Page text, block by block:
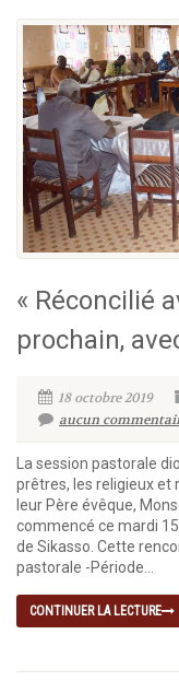
« Réconcilié
prochain,
18 octobre 2019
aucun
La session pastorale
prêtres, les religieux et
leur Père évêque,
commencé ce mardi
de Sikasso. Cette
pastorale -Période...
CONTINUER LA LECTURE